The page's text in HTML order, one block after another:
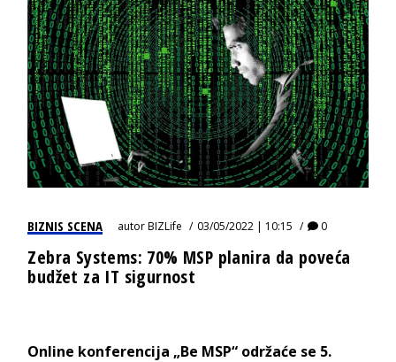
BIZNIS SCENA autorBIZLife 03/05/2022 | 10:15 0
Zebra Systems: 70% MSP planira da poveća
budžet za IT sigurnost
Online konferencija „Be MSP“ održaće se 5.